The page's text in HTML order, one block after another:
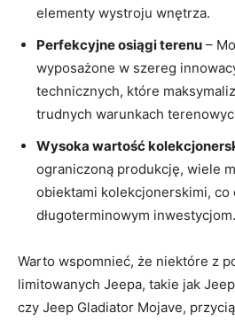
elementy wystroju wnętrza.
Perfekcyjne osiągi terenu –
wyposażone w szereg
technicznych, które
trudnych warunkach
Wysoka wartość
ograniczoną produkcję, wiele
obiektami kolekcjonerskimi, co
długoterminowym inwestycjom.
Warto wspomnieć, że niektóre z
limitowanych Jeepa, takie jak
czy Jeep Gladiator Mojave,